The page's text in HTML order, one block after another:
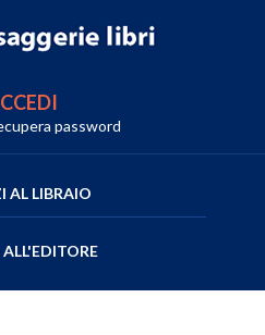
password
AL LIBRAIO
ALL'EDITORE